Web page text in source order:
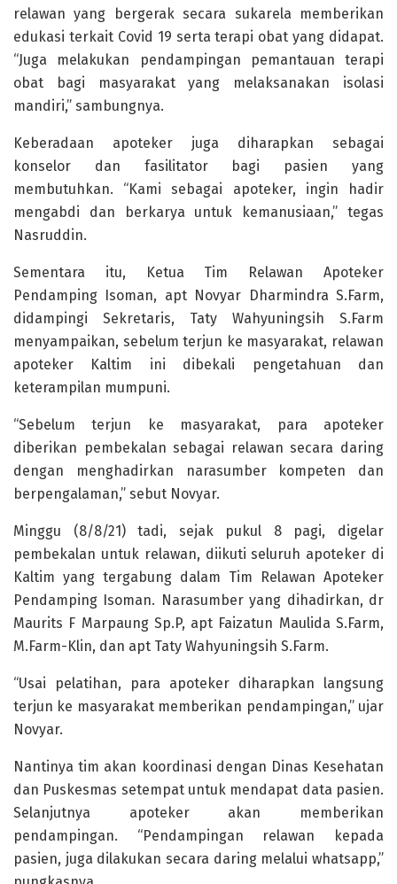
relawan yang bergerak secara sukarela memberikan
edukasi terkait Covid 19 serta terapi obat yang didapat.
“Juga melakukan pendampingan pemantauan terapi
obat bagi masyarakat yang melaksanakan isolasi
mandiri,” sambungnya.
Keberadaan apoteker juga diharapkan sebagai
konselor dan fasilitator bagi pasien yang
membutuhkan. “Kami sebagai apoteker, ingin hadir
mengabdi dan berkarya untuk kemanusiaan,” tegas
Nasruddin.
Sementara itu, Ketua Tim Relawan Apoteker
Pendamping Isoman, apt Novyar Dharmindra S.Farm,
didampingi Sekretaris, Taty Wahyuningsih S.Farm
menyampaikan, sebelum terjun ke masyarakat, relawan
apoteker Kaltim ini dibekali pengetahuan dan
keterampilan mumpuni.
“Sebelum terjun ke masyarakat, para apoteker
diberikan pembekalan sebagai relawan secara daring
dengan menghadirkan narasumber kompeten dan
berpengalaman,” sebut Novyar.
Minggu (8/8/21) tadi, sejak pukul 8 pagi, digelar
pembekalan untuk relawan, diikuti seluruh apoteker di
Kaltim yang tergabung dalam Tim Relawan Apoteker
Pendamping Isoman. Narasumber yang dihadirkan, dr
Maurits F Marpaung Sp.P, apt Faizatun Maulida S.Farm,
M.Farm-Klin, dan apt Taty Wahyuningsih S.Farm.
“Usai pelatihan, para apoteker diharapkan langsung
terjun ke masyarakat memberikan pendampingan,” ujar
Novyar.
Nantinya tim akan koordinasi dengan Dinas Kesehatan
dan Puskesmas setempat untuk mendapat data pasien.
Selanjutnya apoteker akan memberikan
pendampingan. “Pendampingan relawan kepada
pasien, juga dilakukan secara daring melalui whatsapp,”